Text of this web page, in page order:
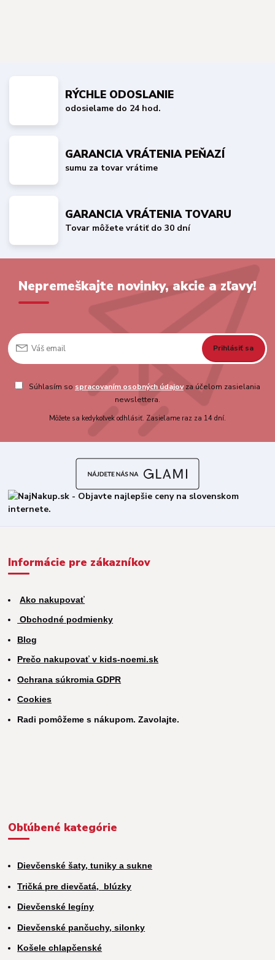
RÝCHLE ODOSLANIE
odosielame do 24 hod.
GARANCIA VRÁTENIA PEŇAZÍ
sumu za tovar vrátime
GARANCIA VRÁTENIA TOVARU
Tovar môžete vrátiť do 30 dní
Nepremeškajte novinky, akcie a zľavy!
Prihlásiť sa
Súhlasím so spracovaním osobných údajovza účelom zasielania
newslettera.
Môžete sa kedykoľvek odhlásiť. Zasielame raz za 14 dní.
Informácie pre zákazníkov
Ako nakupovať
Obchodné podmienky
Blog
Prečo nakupovať v kids-noemi.sk
Ochrana súkromia GDPR
Cookies
Radi pomôžeme s nákupom. Zavolajte.
Obľúbené kategórie
Dievčenské šaty, tuniky a sukne
Tričká pre dievčatá, blúzky
Dievčenské legíny
Dievčenské pančuchy, silonky
Košele chlapčenské